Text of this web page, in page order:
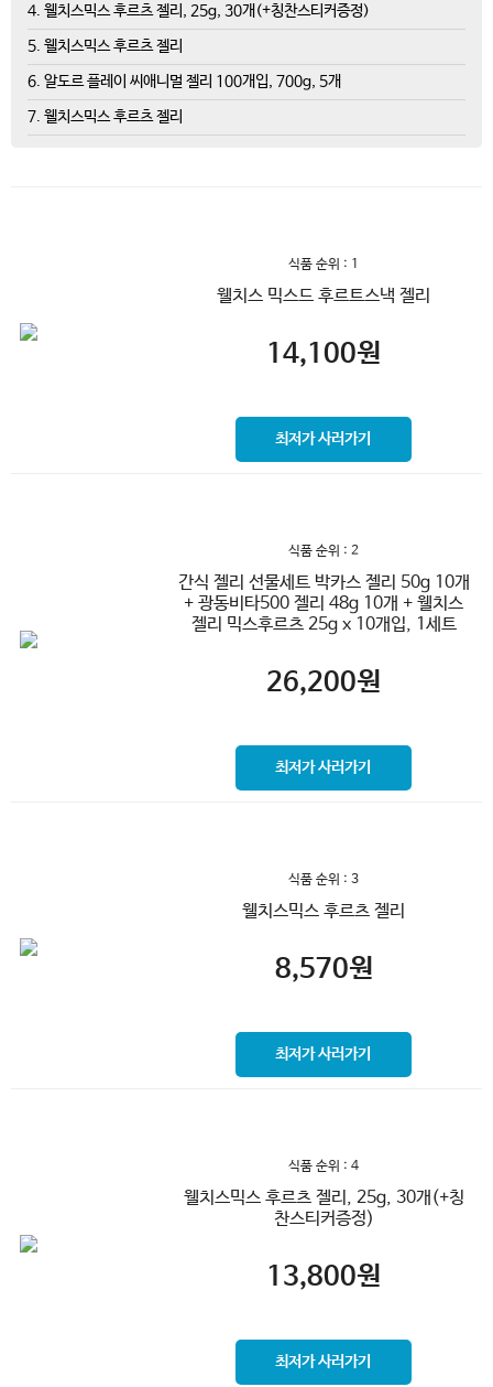
4. 웰치스믹스 후르츠 젤리, 25g, 30개(+칭찬스티커증정)
5. 웰치스믹스 후르츠 젤리
6. 알도르 플레이 씨애니멀 젤리 100개입, 700g, 5개
7. 웰치스믹스 후르츠 젤리
식품 순위 : 1
웰치스 믹스드 후르트스낵 젤리
14,100원
최저가 사러가기
식품 순위 : 2
간식 젤리 선물세트 박카스 젤리 50g 10개
+ 광동비타500 젤리 48g 10개 + 웰치스
젤리 믹스후르츠 25g x 10개입, 1세트
26,200원
최저가 사러가기
식품 순위 : 3
웰치스믹스 후르츠 젤리
8,570원
최저가 사러가기
식품 순위 : 4
웰치스믹스 후르츠 젤리, 25g, 30개(+칭
찬스티커증정)
13,800원
최저가 사러가기